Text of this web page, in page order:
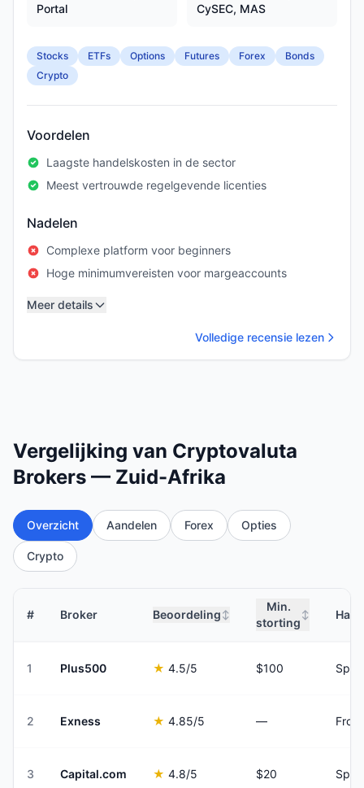
Portal
CySEC, MAS
Stocks ETFs Options Futures Forex
Bonds
Crypto
Voordelen
Laagste handelskosten in de sector
Meest vertrouwde regelgevende licenties
Nadelen
Complexe platform voor beginners
Hoge minimumvereisten voor margeaccounts
Meer details
Volledige recensie lezen
Vergelijking van Cryptovaluta
Brokers — Zuid-Afrika
Overzicht Aandelen Forex Opties
Crypto
# Broker Beoordeling ↕
Min.
storting
↕
1 Plus500 ★ 4.5/5 $100
2 Exness ★ 4.85/5 —
3 Capital.com ★ 4.8/5 $20